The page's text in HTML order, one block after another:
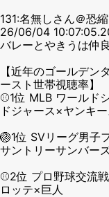
131:名無しさん＠恐
26/06/04
バレーとやきうは仲
【近年のゴールデン
ースト世帯視聴率】
⚾1位 MLB ワールド
ドジャース×ヤンキー
🏐1位 SVリーグ男子
サントリーサンバー
⚾2位 プロ野球交流
ロッテ×巨人